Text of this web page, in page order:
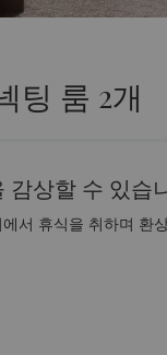
팅 룸 2개
감상할 수 있습
서 휴식을 취하며 환